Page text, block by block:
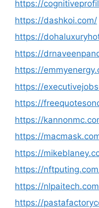
https://
https://dashkoi.com/
https://
https://
https://
https://
https://
https://
https://
https://
https://
https://
https://